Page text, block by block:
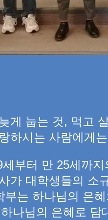
게 눕는 것, 먹고
하시는 사람에게
부터 만 25세까
가 대학생들의 소
부는 하나님의 은
나님의 은혜로